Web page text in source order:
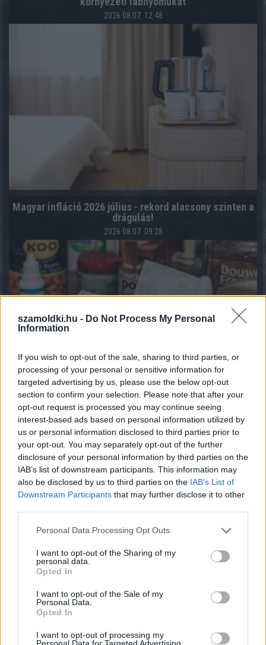
szamoldki.hu - Do Not Process My Personal
Information
If you wish to opt-out of the sale, sharing to third parties, or
processing of your personal or sensitive information for
targeted advertising by us, please use the below opt-out
section to confirm your selection. Please note that after your
opt-out request is processed you may continue seeing
interest-based ads based on personal information utilized by
us or personal information disclosed to third parties prior to
your opt-out. You may separately opt-out of the further
disclosure of your personal information by third parties on the
IAB’s list of downstream participants. This information may
also be disclosed by us to third parties on the IAB’s List of
Downstream Participants that may further disclose it to other
Please note that this website/app uses one or more Google
not limited to your visit or usage behaviour. You may click to
grant or deny consent to Google and its third-party tags to
use your data for below specified purposes in below Google
consent section.
Personal Data Processing Opt Outs
I want to opt-out of the Sharing of my
personal data.
Opted In
I want to opt-out of the Sale of my
Personal Data.
Opted In
I want to opt-out of processing my
Personal Data for Targeted Advertising.
2026.08.07. 12:48
Magyar infláció 2026 július - rekord alacsony szinten a
drágulás!
2026.08.07. 09:28
És ezeket kiszámoltad már?